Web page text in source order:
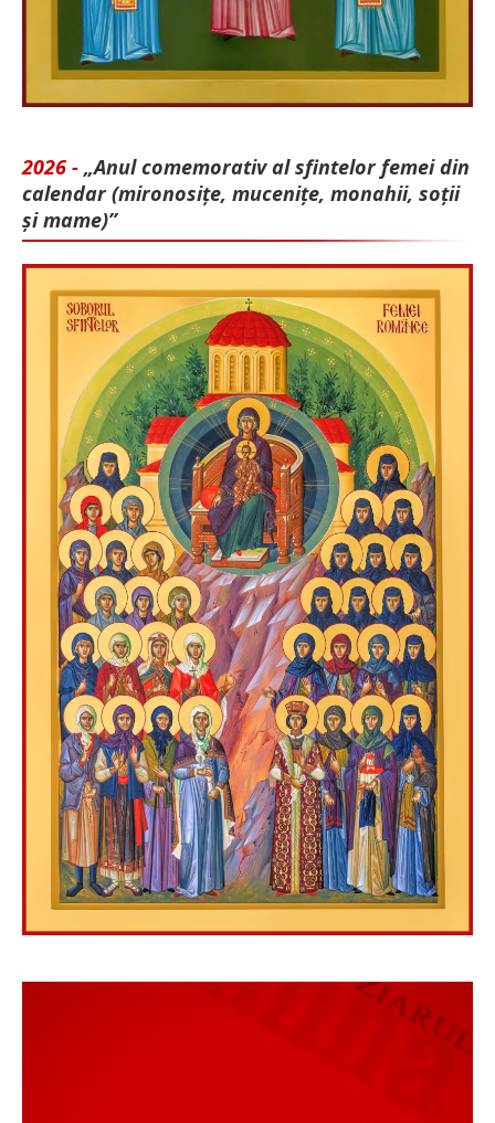
2026 - „Anul comemorativ al sfintelor femei din
calendar (mironosițe, mu­cenițe, monahii, soții
și mame)”